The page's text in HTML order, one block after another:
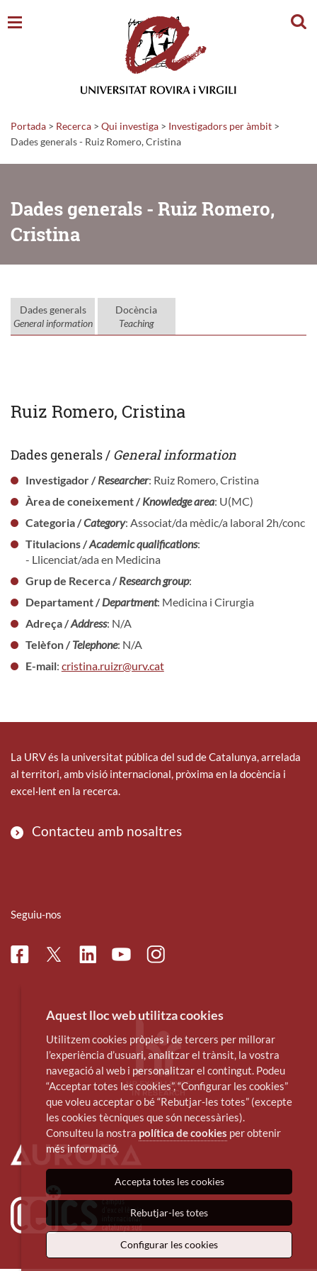
Portada > Recerca > Qui investiga > Investigadors per àmbit >
Dades generals - Ruiz Romero, Cristina
Dades generals - Ruiz Romero,
Cristina
Dades generals
General information
Docència
Teaching
Ruiz Romero, Cristina
Dades generals / General information
Investigador /Researcher: Ruiz Romero, Cristina
Àrea de coneixement /Knowledge area: U(MC)
Categoria /Category: Associat/da mèdic/a laboral 2h/conc
Titulacions /Academic qualifications:
- Llicenciat/ada en Medicina
Grup de Recerca /Research group:
Departament /Department: Medicina i Cirurgia
Adreça /Address: N/A
Telèfon /Telephone: N/A
E-mail: cristina.ruizr@urv.cat
La URV és la universitat pública del sud de Catalunya, arrelada
al territori, amb visió internacional, pròxima en la docència i
excel·lent en la recerca.
Contacteu amb nosaltres
Seguiu-nos
FacebookTwitterLinkedinYoutubeInstagram
Aquest lloc web utilitza cookies
Utilitzem cookies pròpies i de tercers per millorar
l’experiència d’usuari, analitzar el trànsit, la vostra
navegació al web i personalitzar el contingut. Podeu
“Acceptar totes les cookies”, “Configurar les cookies”
que voleu acceptar o bé “Rebutjar-les totes” (excepte
les cookies tècniques que són necessàries).
Consulteu la nostra política de cookies per obtenir
més informació.
Accepta totes les cookies
Rebutjar-les totes
Configurar les cookies